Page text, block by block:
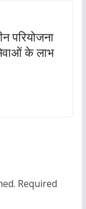
परियोजना
के लाभ
Required